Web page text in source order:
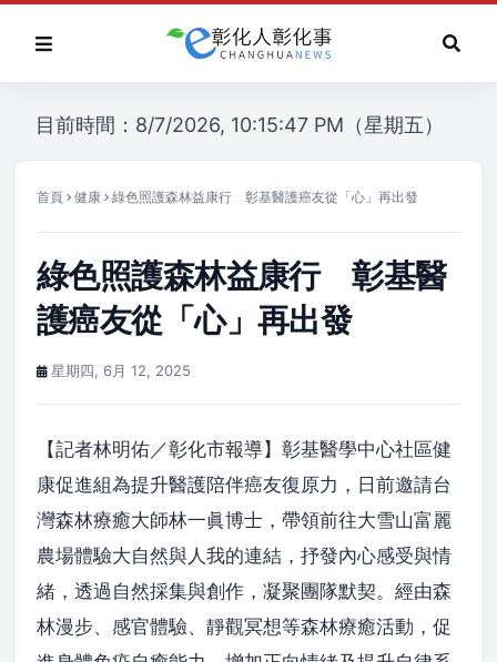
目前時間：8/7/2026, 10:15:47 PM（星期五）
首頁 健康 綠色照護森林益康行 彰基醫護癌友從「心」再出發
綠色照護森林益康行 彰基醫
護癌友從「心」再出發
星期四, 6月 12, 2025
【記者林明佑／彰化市報導】彰基醫學中心社區健
康促進組為提升醫護陪伴癌友復原力，日前邀請台
灣森林療癒大師林一眞博士，帶領前往大雪山富麗
農場體驗大自然與人我的連結，抒發內心感受與情
緒，透過自然採集與創作，凝聚團隊默契。經由森
林漫步、感官體驗、靜觀冥想等森林療癒活動，促